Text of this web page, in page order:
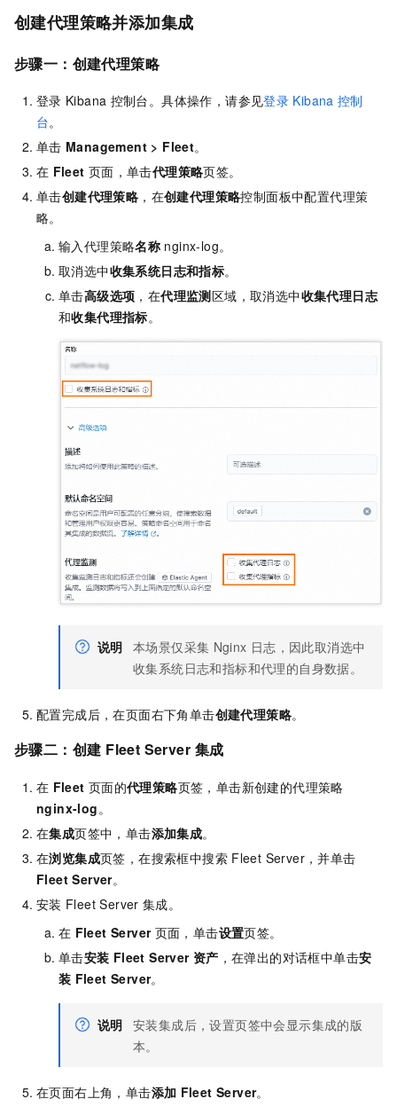
创建代理策略并添加集成
步骤一：创建代理策略
登录 Kibana 控制台。具体操作，请参见登录 Kibana 控制
台。
单击 Management > Fleet。
在 Fleet 页面，单击代理策略页签。
单击创建代理策略 ，在创建代理策略控制面板中配置代理策
略。
输入代理策略名称 nginx-log。
取消选中收集系统日志和指标。
单击高级选项 ，在代理监测区域，取消选中收集代理日志
和收集代理指标。
说明 本场景仅采集 Nginx 日志，因此取消选中
收集系统日志和指标和代理的自身数据。
配置完成后，在页面右下角单击创建代理策略。
步骤二：创建 Fleet Server 集成
在 Fleet 页面的代理策略页签，单击新创建的代理策略
nginx-log。
在集成页签中，单击添加集成。
在浏览集成页签，在搜索框中搜索 Fleet Server，并单击
Fleet Server。
安装 Fleet Server 集成。
在 Fleet Server 页面，单击设置页签。
单击安装 Fleet Server 资产 ，在弹出的对话框中单击安
装 Fleet Server。
说明 安装集成后，设置页签中会显示集成的版
本。
在页面右上角，单击添加 Fleet Server。